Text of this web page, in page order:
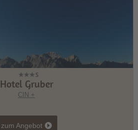
Hotel Gruber
CIN +
zum Angebot